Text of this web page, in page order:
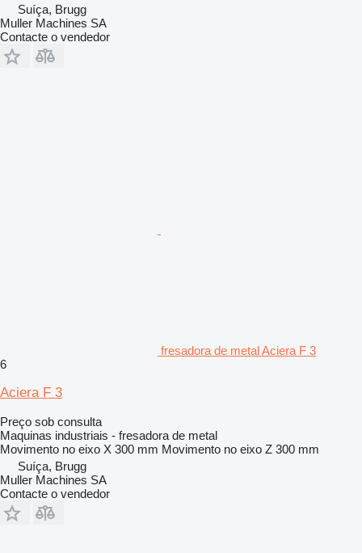
Suíça, Brugg
Muller Machines SA
Contacte o vendedor
fresadora de metal Aciera F 3
6
Aciera F 3
Preço sob consulta
Maquinas industriais - fresadora de metal
Movimento no eixo X 300 mm Movimento no eixo Z 300 mm
Suíça, Brugg
Muller Machines SA
Contacte o vendedor